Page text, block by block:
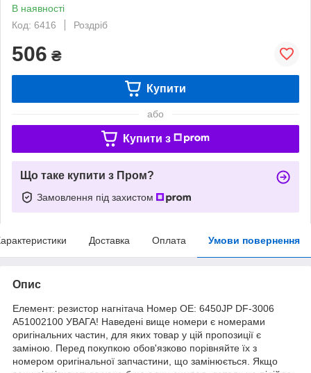
В наявності
Код: 6416
Роздріб
506 ₴
Купити
або
Купити з
Що таке купити з Пром?
Замовлення під захистом
Доставка Оплата Умови повернення
Опис
Елемент: резистор нагнітача Номер OE: 6450JP DF-3006
A51002100 УВАГА! Наведені вище номери є номерами
оригінальних частин, для яких товар у цій пропозиції є
заміною. Перед покупкою обов'язково порівняйте їх з
номером оригінальної запчастини, що замінюється. Якщо